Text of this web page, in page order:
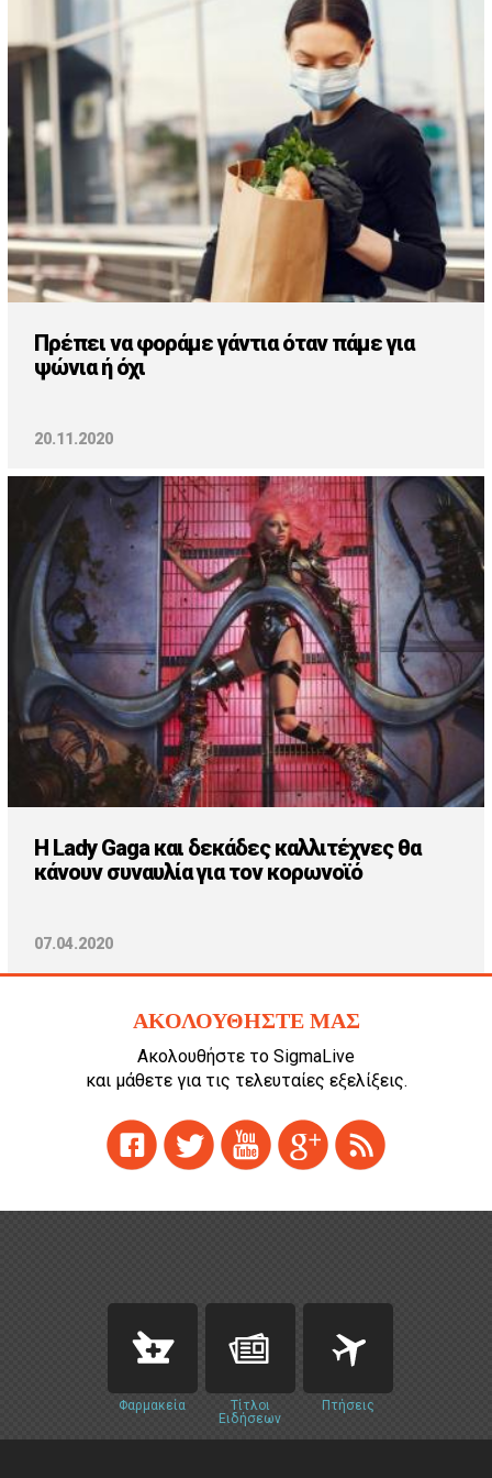
ΣΥΝΔΕΣΜΟΙ
Πρώτο
Style
Πρέπει να φοράμε γάντια όταν πάμε για
ψώνια ή όχι
20.11.2020
H Lady Gaga και δεκάδες καλλιτέχνες θα
κάνουν συναυλία για τον κορωνοϊό
07.04.2020
ΑΚΟΛΟΥΘΗΣΤΕ ΜΑΣ
Ακολουθήστε το SigmaLive
και μάθετε για τις τελευταίες εξελίξεις.
Φαρμακεία
Τίτλοι
Ειδήσεων
Πτήσεις